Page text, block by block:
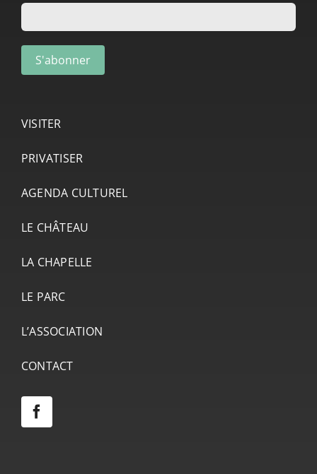
VISITER
PRIVATISER
AGENDA CULTUREL
LE CHÂTEAU
LA CHAPELLE
LE PARC
L’ASSOCIATION
CONTACT